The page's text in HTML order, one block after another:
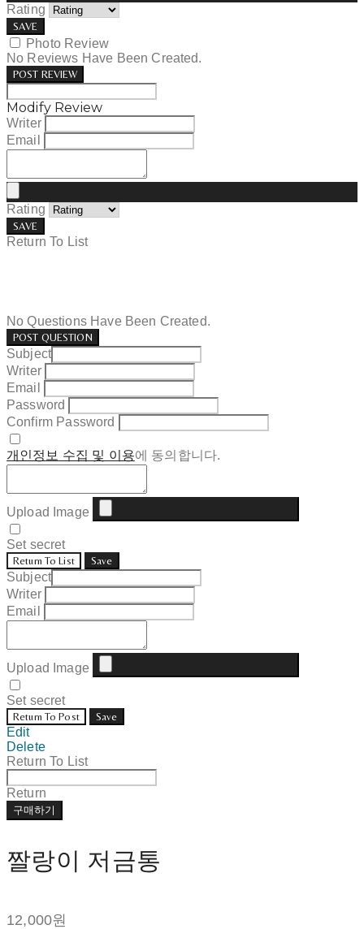
Rating
SAVE
Photo Review
No Reviews Have Been Created.
POST REVIEW
Modify Review
Writer
Email
Rating
SAVE
Return To List
No Questions Have Been Created.
POST QUESTION
Subject
Writer
Email
Password
Confirm Password
개인정보 수집 및 이용에 동의합니다.
Upload Image
Set secret
Return To List Save
Subject
Writer
Email
Upload Image
Set secret
Return To Post Save
Edit
Delete
Return To List
Return
구매하기
짤랑이 저금통
12,000원